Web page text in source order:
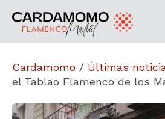
Cardamomo / Últimas
el Tablao Flamenco de los